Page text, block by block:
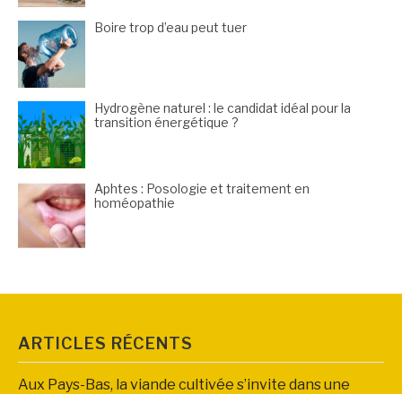
Boire trop d’eau peut tuer
Hydrogène naturel : le candidat idéal pour la
transition énergétique ?
Aphtes : Posologie et traitement en
homéopathie
ARTICLES RÉCENTS
Aux Pays-Bas, la viande cultivée s’invite dans une